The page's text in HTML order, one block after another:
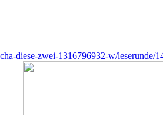
diese-zwei-1316796932-w/leserunde/